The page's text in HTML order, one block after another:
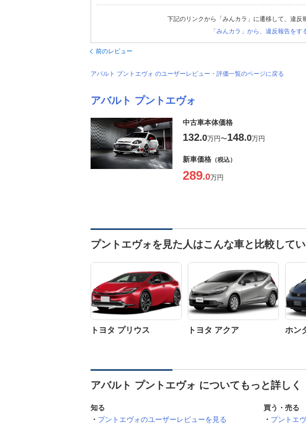
下記のリンクから「みんカラ」に遷移して、違反
「みんカラ」から、違反報告をす
前のレビュー
アバルト プントエヴォ のユーザーレビュー・評価一覧のページに戻る
アバルト プントエヴォ
中古車本体価格
132.0万円〜148.0万円
新車価格 （税込）
289.0万円
プントエヴォを見た人はこんな車と比較して
トヨタ プリウス トヨタ アクア ホン
アバルト プントエヴォ についてもっと詳しく
知る
プントエヴォのユーザーレビューを見る
買う・売る
プントエ